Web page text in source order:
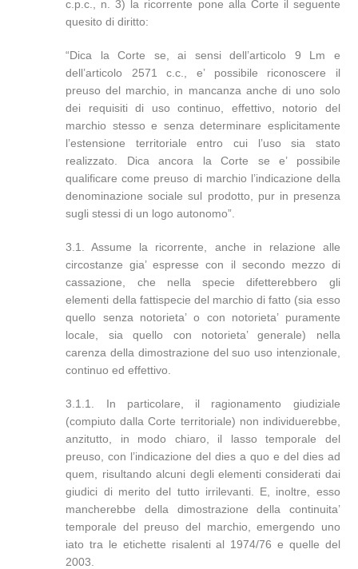
c.p.c., n. 3) la ricorrente pone alla Corte il seguente
quesito di diritto:
“Dica la Corte se, ai sensi dell’articolo 9 Lm e
dell’articolo 2571 c.c., e’ possibile riconoscere il
preuso del marchio, in mancanza anche di uno solo
dei requisiti di uso continuo, effettivo, notorio del
marchio stesso e senza determinare esplicitamente
l’estensione territoriale entro cui l’uso sia stato
realizzato. Dica ancora la Corte se e’ possibile
qualificare come preuso di marchio l’indicazione della
denominazione sociale sul prodotto, pur in presenza
sugli stessi di un logo autonomo”.
3.1. Assume la ricorrente, anche in relazione alle
circostanze gia’ espresse con il secondo mezzo di
cassazione, che nella specie difetterebbero gli
elementi della fattispecie del marchio di fatto (sia esso
quello senza notorieta’ o con notorieta’ puramente
locale, sia quello con notorieta’ generale) nella
carenza della dimostrazione del suo uso intenzionale,
continuo ed effettivo.
3.1.1. In particolare, il ragionamento giudiziale
(compiuto dalla Corte territoriale) non individuerebbe,
anzitutto, in modo chiaro, il lasso temporale del
preuso, con l’indicazione del dies a quo e del dies ad
quem, risultando alcuni degli elementi considerati dai
giudici di merito del tutto irrilevanti. E, inoltre, esso
mancherebbe della dimostrazione della continuita’
temporale del preuso del marchio, emergendo uno
iato tra le etichette risalenti al 1974/76 e quelle del
2003.